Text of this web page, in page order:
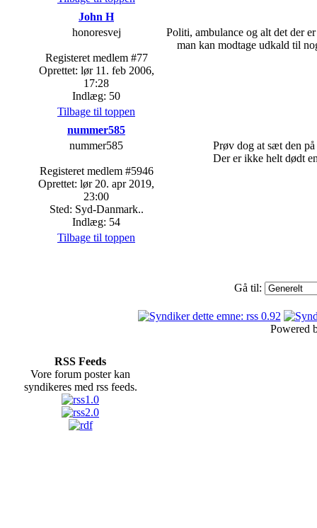
John H
honoresvej
Registeret medlem #77
Oprettet: lør 11. feb 2006,
17:28
Indlæg: 50
Politi, ambulance og alt det der
man kan modtage udkald til
Tilbage til toppen
nummer585
nummer585
Registeret medlem #5946
Oprettet: lør 20. apr 2019,
23:00
Sted: Syd-Danmark..
Indlæg: 54
Prøv dog at sæt den på
Der er ikke helt dødt
Tilbage til toppen
Gå til:
Powered
RSS Feeds
Vore forum poster kan
syndikeres med rss feeds.